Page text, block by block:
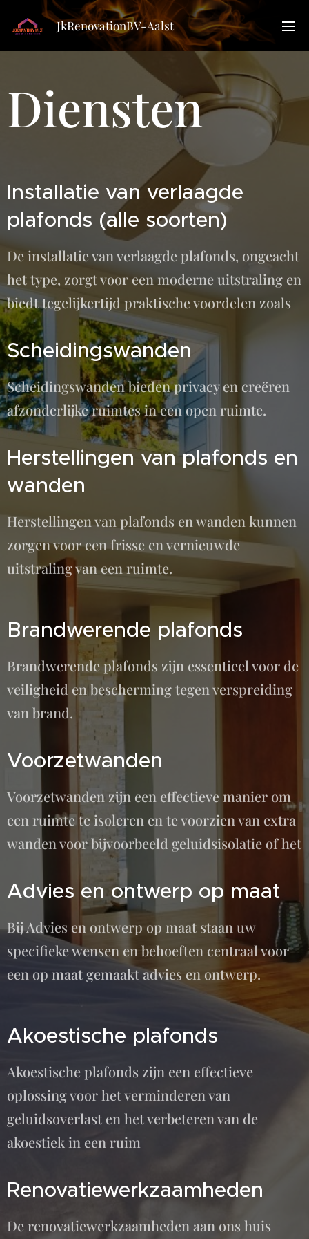
JkRenovationBV-Aalst
Diensten
Installatie van verlaagde
plafonds (alle soorten)
De installatie van verlaagde plafonds, ongeacht
het type, zorgt voor een moderne uitstraling en
biedt tegelijkertijd praktische voordelen zoals
Scheidingswanden
Scheidingswanden bieden privacy en creëren
afzonderlijke ruimtes in een open ruimte.
Herstellingen van plafonds en
wanden
Herstellingen van plafonds en wanden kunnen
zorgen voor een frisse en vernieuwde
uitstraling van een ruimte.
Brandwerende plafonds
Brandwerende plafonds zijn essentieel voor de
veiligheid en bescherming tegen verspreiding
van brand.
Voorzetwanden
Voorzetwanden zijn een effectieve manier om
een ruimte te isoleren en te voorzien van extra
wanden voor bijvoorbeeld geluidsisolatie of het
Advies en ontwerp op maat
Bij Advies en ontwerp op maat staan uw
specifieke wensen en behoeften centraal voor
een op maat gemaakt advies en ontwerp.
Akoestische plafonds
Akoestische plafonds zijn een effectieve
oplossing voor het verminderen van
geluidsoverlast en het verbeteren van de
akoestiek in een ruim
Renovatiewerkzaamheden
De renovatiewerkzaamheden aan ons huis